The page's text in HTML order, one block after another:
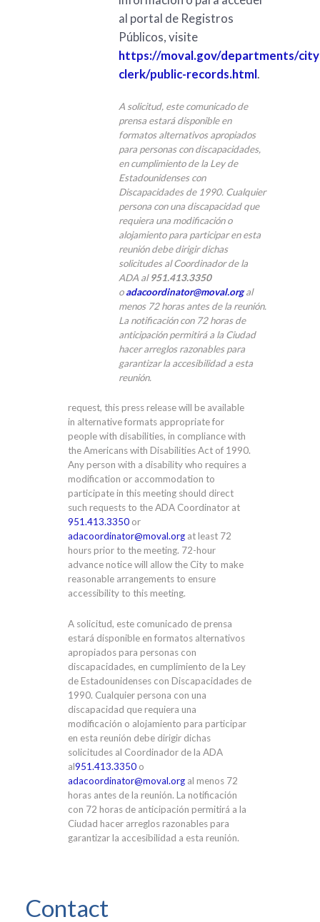
al portal de Registros
Públicos, visite
https://moval.gov/departments/
clerk/public-records.html.
A solicitud, este comunicado de
prensa estará disponible en
formatos alternativos apropiados
para personas con discapacidades,
en cumplimiento de la Ley de
Estadounidenses con
Discapacidades de 1990. Cualquier
persona con una discapacidad que
requiera una modificación o
alojamiento para participar en esta
reunión debe dirigir dichas
solicitudes al Coordinador de la
ADA al951.413.3350
oadacoordinator@moval.orgal
menos 72 horas antes de la reunión.
La notificación con 72 horas de
anticipación permitirá a la Ciudad
hacer arreglos razonables para
garantizar la accesibilidad a esta
reunión.
request, this press release will be available
in alternative formats appropriate for
people with disabilities, in compliance with
the Americans with Disabilities Act of 1990.
Any person with a disability who requires a
modification or accommodation to
participate in this meeting should direct
such requests to the ADA Coordinator at
951.413.3350 or
adacoordinator@moval.org at least 72
hours prior to the meeting. 72-hour
advance notice will allow the City to make
reasonable arrangements to ensure
accessibility to this meeting.
A solicitud, este comunicado de prensa
estará disponible en formatos alternativos
apropiados para personas con
discapacidades, en cumplimiento de la Ley
de Estadounidenses con Discapacidades de
1990. Cualquier persona con una
discapacidad que requiera una
modificación o alojamiento para participar
en esta reunión debe dirigir dichas
solicitudes al Coordinador de la ADA
al951.413.3350 o
adacoordinator@moval.org al menos 72
horas antes de la reunión. La notificación
con 72 horas de anticipación permitirá a la
Ciudad hacer arreglos razonables para
garantizar la accesibilidad a esta reunión.
Contact